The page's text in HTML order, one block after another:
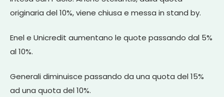
originaria del 10%, viene chiusa e messa in stand by.
Enel e Unicredit aumentano le quote passando dal 5%
al 10%.
Generali diminuisce passando da una quota del 15%
ad una quota del 10%.